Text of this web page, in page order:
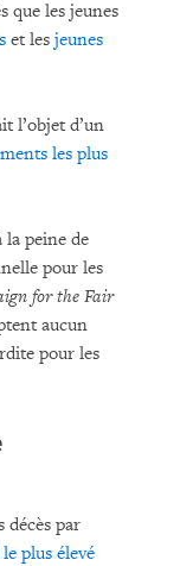
que les jeunes
et les jeunes
l’objet d’un
les plus
la peine de
pour les
for the Fair
aucun
pour les
décès par
plus élevé